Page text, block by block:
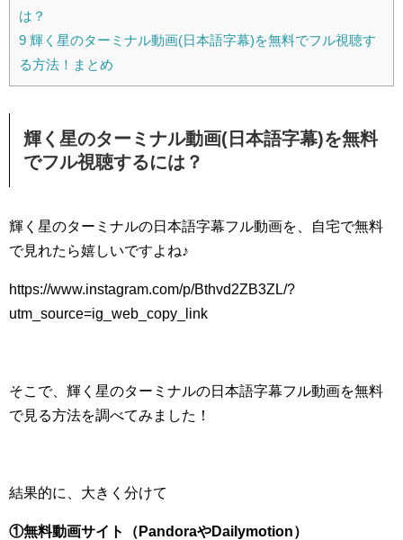
は？
9 輝く星のターミナル動画(日本語字幕)を無料でフル視聴す
る方法！まとめ
輝く星のターミナル動画(日本語字幕)を無料
でフル視聴するには？
輝く星のターミナルの日本語字幕フル動画を、自宅で無料
で見れたら嬉しいですよね♪
https://www.instagram.com/p/Bthvd2ZB3ZL/?
utm_source=ig_web_copy_link
そこで、輝く星のターミナルの日本語字幕フル動画を無料
で見る方法を調べてみました！
結果的に、大きく分けて
①無料動画サイト（PandoraやDailymotion）